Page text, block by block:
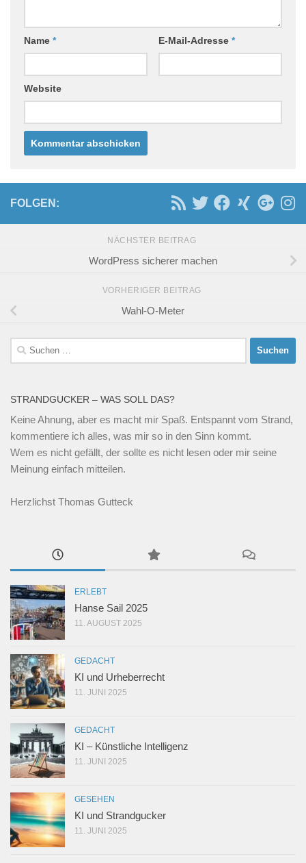
Name * E-Mail-Adresse *
Website
FOLGEN:
NÄCHSTER BEITRAG
WordPress sicherer machen
VORHERIGER BEITRAG
Wahl-O-Meter
Suchen
nach:
STRANDGUCKER – WAS SOLL DAS?
Keine Ahnung, aber es macht mir Spaß. Entspannt vom Strand,
kommentiere ich alles, was mir so in den Sinn kommt.
Wem es nicht gefällt, der sollte es nicht lesen oder mir seine
Meinung einfach mitteilen.
Herzlichst Thomas Gutteck
ERLEBT
Hanse Sail 2025
11. AUGUST 2025
GEDACHT
KI und Urheberrecht
11. JUNI 2025
GEDACHT
KI – Künstliche Intelligenz
11. JUNI 2025
GESEHEN
KI und Strandgucker
11. JUNI 2025